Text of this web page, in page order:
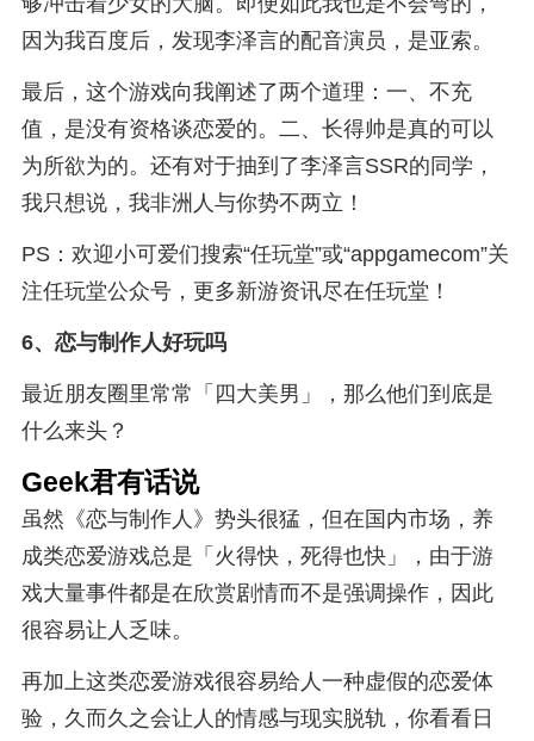
因为我百度后，发现李泽言的配音演员，是亚索。
最后，这个游戏向我阐述了两个道理：一、不充
值，是没有资格谈恋爱的。二、长得帅是真的可以
为所欲为的。还有对于抽到了李泽言SSR的同学，
我只想说，我非洲人与你势不两立！
PS：欢迎小可爱们搜索“任玩堂”或“appgamecom”关
注任玩堂公众号，更多新游资讯尽在任玩堂！
6、 恋与制作人好玩吗
最近朋友圈里常常「四大美男」，那么他们到底是
什么来头？
Geek君有话说
虽然《恋与制作人》势头很猛，但在国内市场，养
成类恋爱游戏总是「火得快，死得也快」，由于游
戏大量事件都是在欣赏剧情而不是强调操作，因此
很容易让人乏味。
再加上这类恋爱游戏很容易给人一种虚假的恋爱体
验，久而久之会让人的情感与现实脱轨，你看看日